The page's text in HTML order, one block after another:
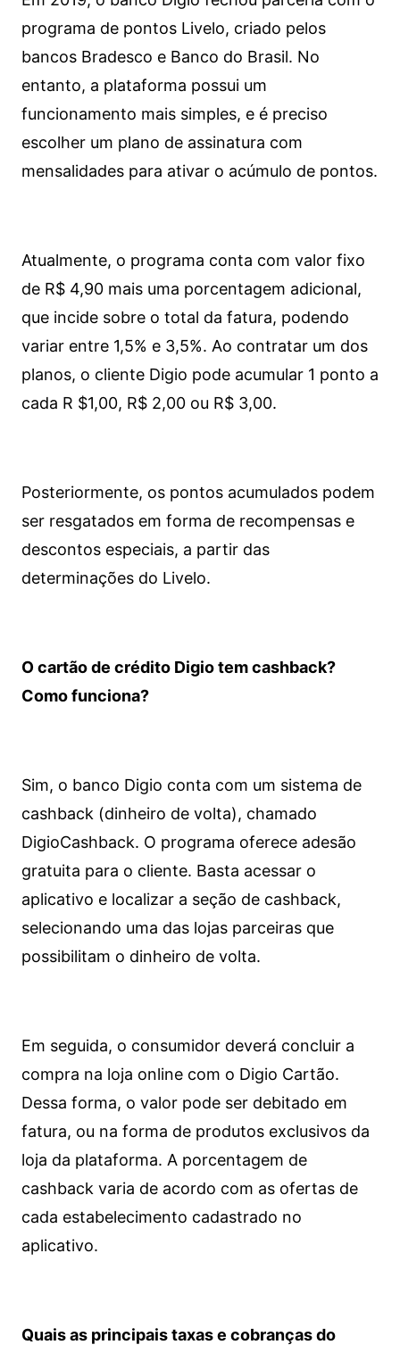
programa de pontos Livelo, criado pelos
bancos Bradesco e Banco do Brasil. No
entanto, a plataforma possui um
funcionamento mais simples, e é preciso
escolher um plano de assinatura com
mensalidades para ativar o acúmulo de pontos.
Atualmente, o programa conta com valor fixo
de R$ 4,90 mais uma porcentagem adicional,
que incide sobre o total da fatura, podendo
variar entre 1,5% e 3,5%. Ao contratar um dos
planos, o cliente Digio pode acumular 1 ponto a
cada R $1,00, R$ 2,00 ou R$ 3,00.
Posteriormente, os pontos acumulados podem
ser resgatados em forma de recompensas e
descontos especiais, a partir das
determinações do Livelo.
O cartão de crédito Digio tem cashback?
Como funciona?
Sim, o banco Digio conta com um sistema de
cashback (dinheiro de volta), chamado
DigioCashback. O programa oferece adesão
gratuita para o cliente. Basta acessar o
aplicativo e localizar a seção de cashback,
selecionando uma das lojas parceiras que
possibilitam o dinheiro de volta.
Em seguida, o consumidor deverá concluir a
compra na loja online com o Digio Cartão.
Dessa forma, o valor pode ser debitado em
fatura, ou na forma de produtos exclusivos da
loja da plataforma. A porcentagem de
cashback varia de acordo com as ofertas de
cada estabelecimento cadastrado no
aplicativo.
Quais as principais taxas e cobranças do